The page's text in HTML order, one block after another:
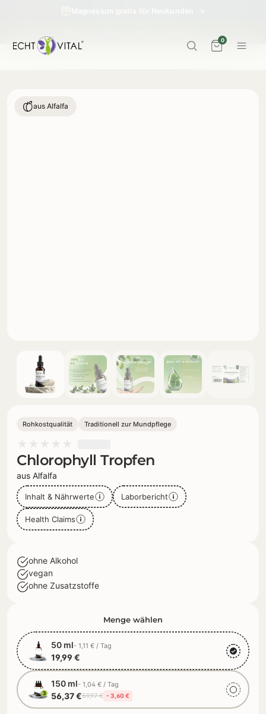
0
aus Alfalfa
Rohkostqualität Traditionell zur Mundpflege
Chlorophyll Tropfen
aus Alfalfa
Inhalt & Nährwerte Laborbericht
Health Claims
ohne Alkohol
vegan
ohne Zusatzstoffe
Menge wählen
50 ml- 1,11 € / Tag
19,99 €
150 ml- 1,04 € / Tag
56,37 €59,97 € - 3,60 €